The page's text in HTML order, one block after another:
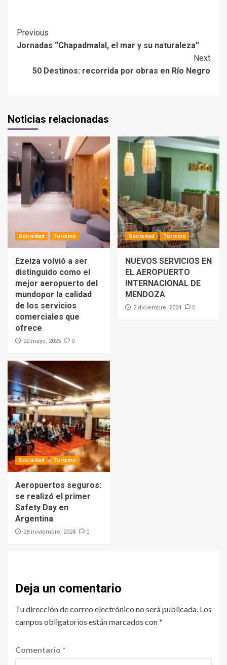
Previous
Jornadas “Chapadmalal, el mar y su naturaleza”
Next
50 Destinos: recorrida por obras en Río Negro
Noticias relacionadas
Sociedad Turismo
Ezeiza volvió a ser
distinguido como el
mejor aeropuerto del
mundopor la calidad
de los servicios
comerciales que
ofrece
22 mayo, 2025 0
Sociedad Turismo
NUEVOS SERVICIOS EN
EL AEROPUERTO
INTERNACIONAL DE
MENDOZA
2 diciembre, 2024 0
Sociedad Turismo
Aeropuertos seguros:
se realizó el primer
Safety Day en
Argentina
28 noviembre, 2024 0
Deja un comentario
Tu dirección de correo electrónico no será publicada. Los
campos obligatorios están marcados con*
Comentario *